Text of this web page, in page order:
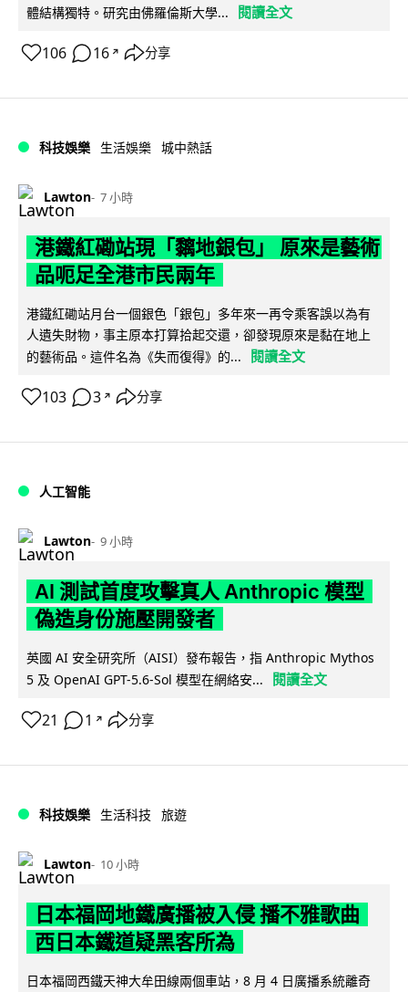
體結構獨特。研究由佛羅倫斯大學...
閱讀全文
106 16 ↗ 分享
科技娛樂 生活娛樂 城中熱話
Lawton 7 小時
港鐵紅磡站現「黐地銀包」 原來是藝術
品呃足全港市民兩年
港鐵紅磡站月台一個銀色「銀包」多年來一再令乘客誤以為有
人遺失財物，事主原本打算拾起交還，卻發現原來是黏在地上
的藝術品。這件名為《失而復得》的...
閱讀全文
103 3 ↗ 分享
人工智能
Lawton 9 小時
AI 測試首度攻擊真人 Anthropic 模型
偽造身份施壓開發者
英國 AI 安全研究所（AISI）發布報告，指 Anthropic Mythos
5 及 OpenAI GPT-5.6-Sol 模型在網絡安...
閱讀全文
21 1 ↗ 分享
科技娛樂 生活科技 旅遊
Lawton 10 小時
日本福岡地鐵廣播被入侵 播不雅歌曲
西日本鐵道疑黑客所為
日本福岡西鐵天神大牟田線兩個車站，8 月 4 日廣播系統離奇